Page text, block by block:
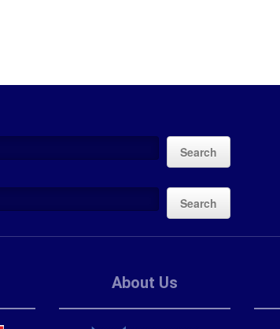
Search
Search
About Us